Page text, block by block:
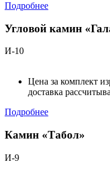
Подробнее
Угловой камин
И-10
Цена за комплект
доставка
Подробнее
Камин «Табол»
И-9